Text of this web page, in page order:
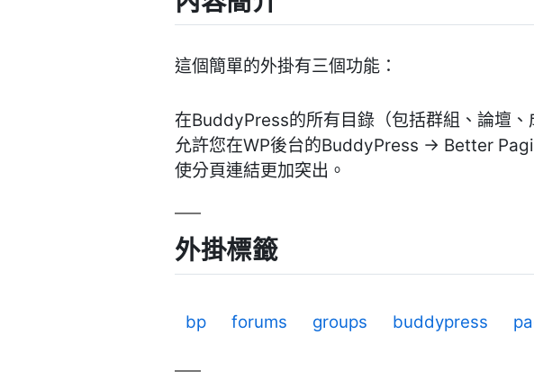
這個簡單的外掛有三個功能：
在BuddyPress的所有目錄（包括群組、論壇
允許您在WP後台的BuddyPress -> Better
使分頁連結更加突出。
外掛標籤
bp forums groups buddypress